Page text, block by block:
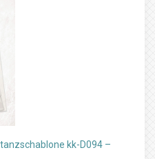
kk-D094 –